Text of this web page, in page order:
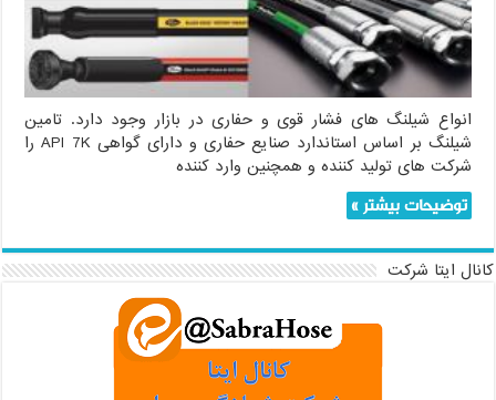
انواع شیلنگ های فشار قوی و حفاری در بازار وجود دارد. تامین
شیلنگ بر اساس استاندارد صنایع حفاری و دارای گواهی API 7K را
شرکت های تولید کننده و همچنین وارد کننده
توضیحات بیشتر »
کانال ایتا شرکت